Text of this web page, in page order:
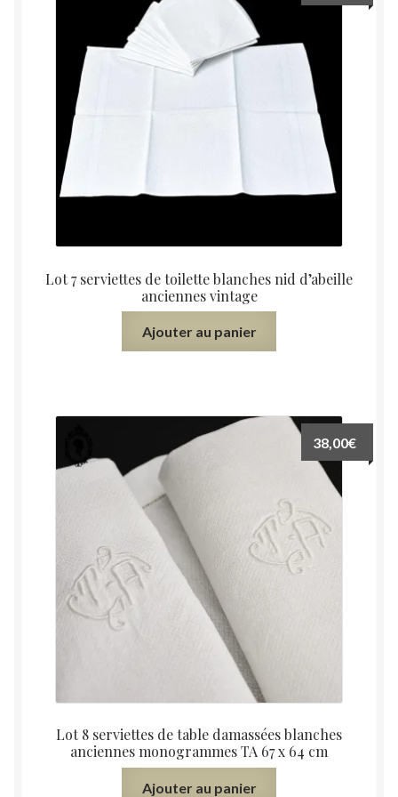
Lot 7 serviettes de toilette blanches nid d’abeille
anciennes vintage
Ajouter au panier
Lot 8 serviettes de table damassées blanches
anciennes monogrammes TA 67 x 64 cm
38,00€
Ajouter au panier